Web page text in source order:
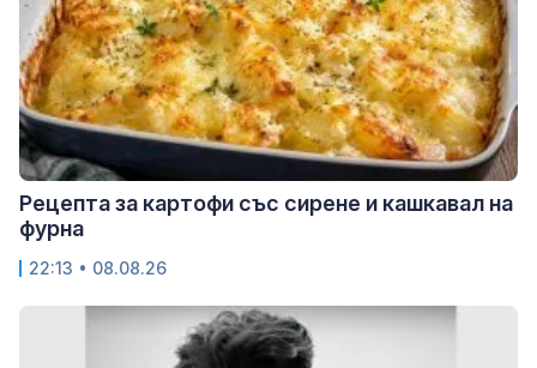
Рецепта за картофи със сирене и кашкавал на
фурна
22:13 • 08.08.26